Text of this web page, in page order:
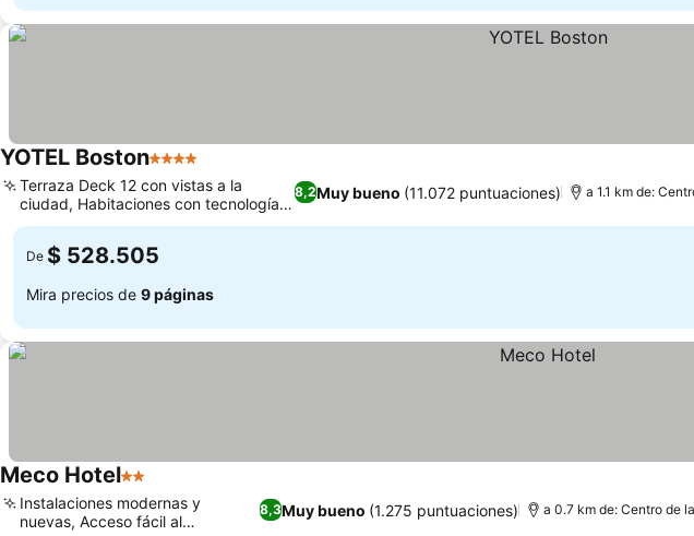
YOTEL Boston4 Estrellas
8,2Muy bueno (11.072 puntuaciones)
Terraza Deck 12 con vistas a la
ciudad, Habitaciones con tecnología y
luz ambiental
a 1.1 km de:
De $ 528.505
Mira precios de 9 páginas
Meco Hotel2 Estrellas
8,3Muy bueno (1.275 puntuaciones)
Instalaciones modernas y
nuevas, Acceso fácil al
a 0.7 km de: Centro de